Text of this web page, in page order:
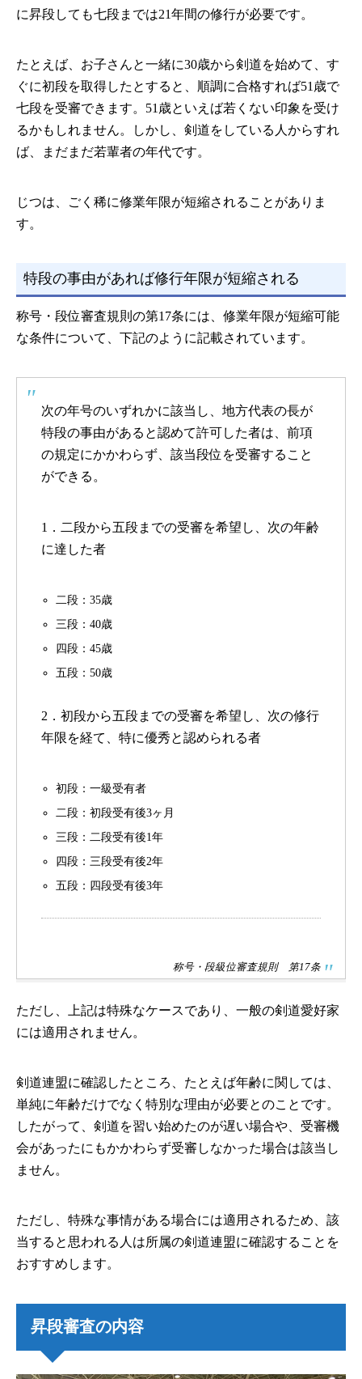
に昇段しても七段までは21年間の修行が必要です。
たとえば、お子さんと一緒に30歳から剣道を始めて、す
ぐに初段を取得したとすると、順調に合格すれば51歳で
七段を受審できます。51歳といえば若くない印象を受け
るかもしれません。しかし、剣道をしている人からすれ
ば、まだまだ若輩者の年代です。
じつは、ごく稀に修業年限が短縮されることがありま
す。
特段の事由があれば修行年限が短縮される
称号・段位審査規則の第17条には、修業年限が短縮可能
な条件について、下記のように記載されています。
次の年号のいずれかに該当し、地方代表の長が
特段の事由があると認めて許可した者は、前項
の規定にかかわらず、該当段位を受審すること
ができる。
1．二段から五段までの受審を希望し、次の年齢
に達した者
二段：35歳
三段：40歳
四段：45歳
五段：50歳
2．初段から五段までの受審を希望し、次の修行
年限を経て、特に優秀と認められる者
初段：一級受有者
二段：初段受有後3ヶ月
三段：二段受有後1年
四段：三段受有後2年
五段：四段受有後3年
称号・段級位審査規則 第17条
ただし、上記は特殊なケースであり、一般の剣道愛好家
には適用されません。
剣道連盟に確認したところ、たとえば年齢に関しては、
単純に年齢だけでなく特別な理由が必要とのことです。
したがって、剣道を習い始めたのが遅い場合や、受審機
会があったにもかかわらず受審しなかった場合は該当し
ません。
ただし、特殊な事情がある場合には適用されるため、該
当すると思われる人は所属の剣道連盟に確認することを
おすすめします。
昇段審査の内容